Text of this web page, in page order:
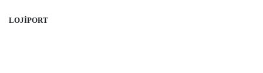
LOJİPORT